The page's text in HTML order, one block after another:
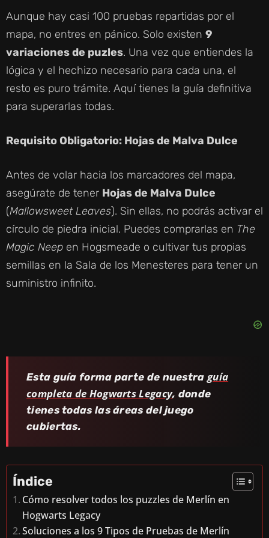
Aunque hay casi 100 pruebas repartidas por el
mapa, no entres en pánico. Solo existen 9
variaciones de puzles. Una vez que entiendes la
lógica y el hechizo necesario para cada una, el
resto es puro trámite. Aquí tienes la guía definitiva
para superarlas todas.
Requisito Obligatorio: Hojas de Malva Dulce
Antes de volar hacia los marcadores del mapa,
asegúrate de tener Hojas de Malva Dulce
(Mallowsweet Leaves). Sin ellas, no podrás activar el
círculo de piedra inicial. Puedes comprarlas en The
Magic Neep en Hogsmeade o cultivar tus propias
semillas en la Sala de los Menesteres para tener un
suministro infinito.
Esta guía forma parte de nuestra guía
completa de Hogwarts Legacy, donde
tienes todas las áreas del juego
cubiertas.
Índice
Cómo resolver todos los puzzles de Merlín en
Hogwarts Legacy
Soluciones a los 9 Tipos de Pruebas de Merlín